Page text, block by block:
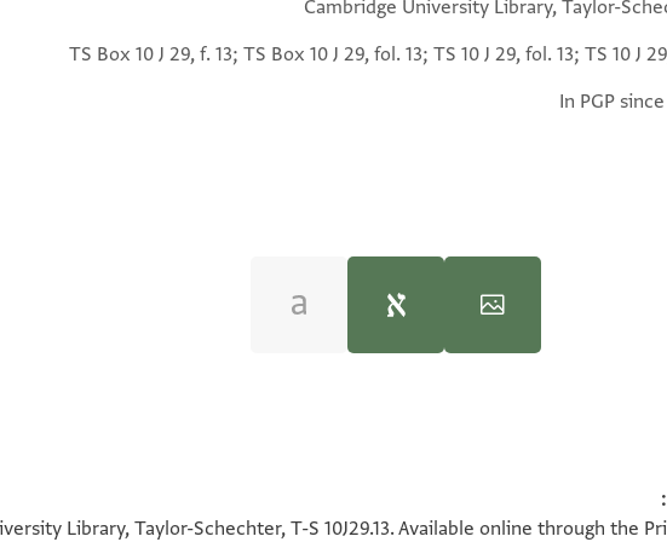
Cambridge University Library, Taylor-
TS Box 10 J 29, f. 13; TS Box 10 J 29, fol. 13; TS 10 J 29, fol. 13; TS 10 J
In PGP
Library, Taylor-Schechter, T-S 10J29.13. Available online through the